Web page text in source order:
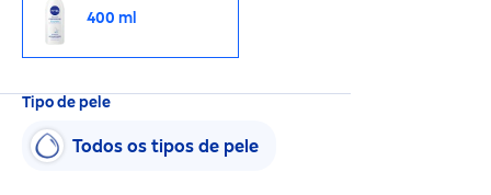
400 ml
Tipo de pele
Todos os tipos de pele